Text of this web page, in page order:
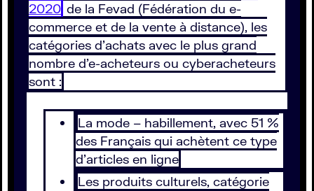
2020 de la Fevad (Fédération du e-
commerce et de la vente à distance), les
catégories d’achats avec le plus grand
nombre d’e-acheteurs ou cyberacheteurs
sont :
La mode – habillement, avec 51 %
des Français qui achètent ce type
d’articles en ligne
Les produits culturels, catégorie